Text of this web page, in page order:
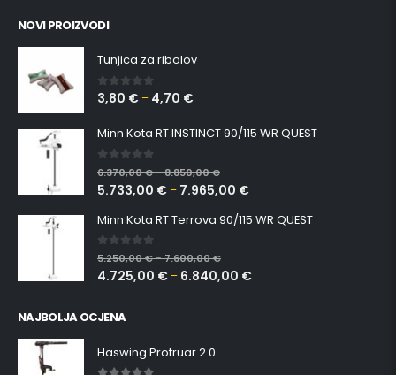
NOVI PROIZVODI
Tunjica za ribolov
0 out of 5
3,80 € – 4,70 €
Minn Kota RT INSTINCT 90/115 WR QUEST
0 out of 5
6.370,00€–8.850,00€
5.733,00 € – 7.965,00 €
Minn Kota RT Terrova 90/115 WR QUEST
0 out of 5
5.250,00€–7.600,00€
4.725,00 € – 6.840,00 €
NAJBOLJA OCJENA
Haswing Protruar 2.0